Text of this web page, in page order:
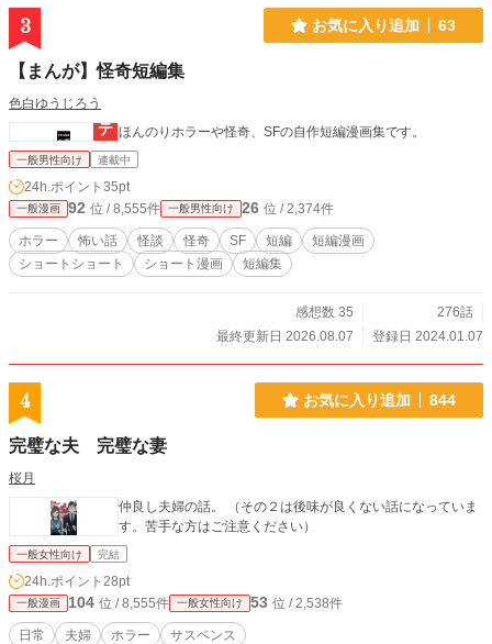
3 お気に入り追加 63
【まんが】怪奇短編集
色白ゆうじろう
ほんのりホラーや怪奇、SFの自作短編漫画集です。
一般男性向け 連載中
24h.ポイント 35pt
一般漫画 92 位 / 8,555件 一般男性向け 26 位 / 2,374件
ホラー 怖い話 怪談 怪奇 SF 短編
短編漫画
ショートショート
ショート漫画 短編集
感想数 35
276話
最終更新日 2026.08.07
登録日 2024.01.07
4 お気に入り追加 844
完璧な夫 完璧な妻
桜月
仲良し夫婦の話。 （その２は後味が良くない話になっていま
す。苦手な方はご注意ください）
一般女性向け 完結
24h.ポイント 28pt
一般漫画 104 位 / 8,555件 一般女性向け 53 位 / 2,538件
日常 夫婦 ホラー サスペンス